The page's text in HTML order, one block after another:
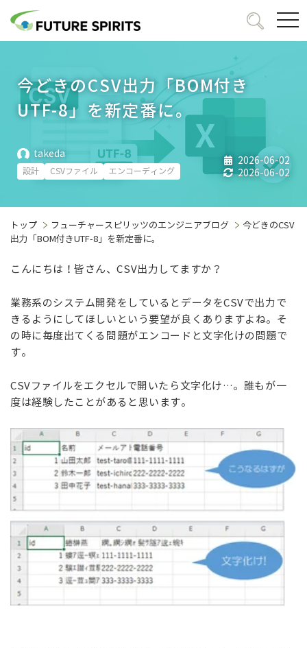
今どきのCSV出力「BOM付き
UTF-8」を新定番に。
takeda
設計 CSVファイル エンコーディング
2026-06-02
2026-06-02
トップ フューチャースピリッツのエンジニアブログ
今どきのCSV
出力「BOM付きUTF-8」を新定番に。
こんにちは！皆さん、CSV出力してますか？
業務系のシステム開発をしているとデータをCSVで出力で
きるようにしてほしいという要望が良くありますよね。そ
の時に毎度出てくる問題がエンコードと文字化けの問題で
す。
CSVファイルをエクセルで開いたら文字化け…。誰もが一
度は経験したことがあると思います。